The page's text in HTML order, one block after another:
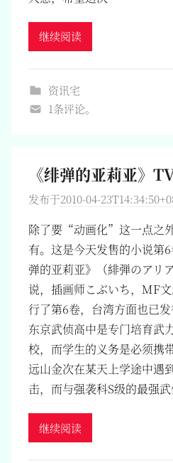
继续阅读
资讯宅
1条评论。
《绯弹的亚莉亚》
发布于2010-04-
除了要“动画化”这一点之
有。这是今天发售的小说第
弹的亚莉亚》（緋弾のアリ
说，插画师こぶいち，MF
行了第6卷，台湾方面也已
东京武侦高中是专门培育武
校，而学生的义务是必须携
远山金次在某天上学途中
击，而与强袭科S级的最强
继续阅读